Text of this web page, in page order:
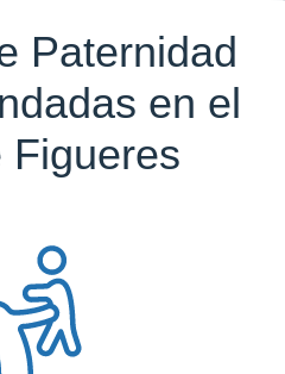
Paternidad
en el
Figueres